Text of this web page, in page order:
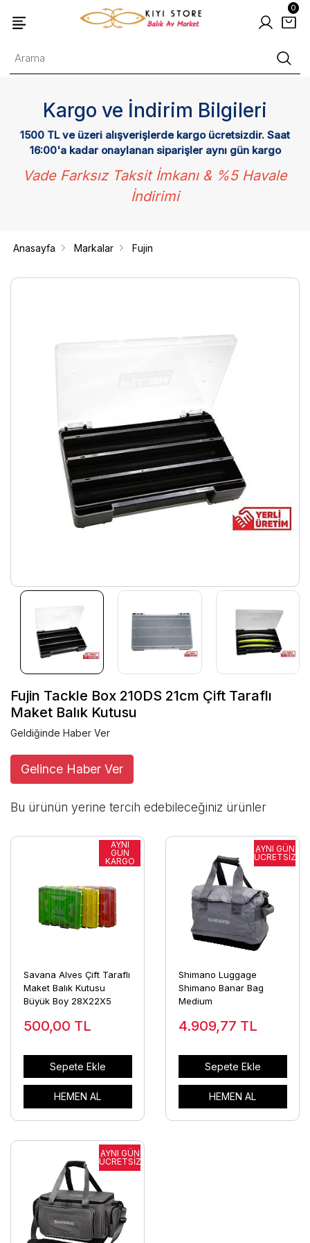
0
Kargo ve İndirim Bilgileri
1500 TL ve üzeri alışverişlerde kargo ücretsizdir. Saat
16:00'a kadar onaylanan siparişler aynı gün kargo
Vade Farksız Taksit İmkanı & %5 Havale
İndirimi
Anasayfa Markalar Fujin
Fujin Tackle Box 210DS 21cm Çift Taraflı
Maket Balık Kutusu
Geldiğinde Haber Ver
Gelince Haber Ver
Bu ürünün yerine tercih edebileceğiniz ürünler
Savana Alves Çift Taraflı
Maket Balık Kutusu
Büyük Boy 28X22X5
500,00 TL
Sepete Ekle
HEMEN AL
Shimano Luggage
Shimano Banar Bag
Medium
4.909,77 TL
Sepete Ekle
HEMEN AL